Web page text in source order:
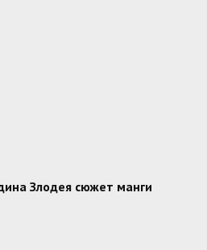
Злодея сюжет манги